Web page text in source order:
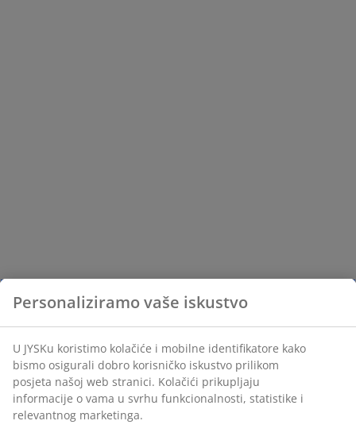
Personaliziramo vaše iskustvo
U JYSKu koristimo kolačiće i mobilne identifikatore kako
bismo osigurali dobro korisničko iskustvo prilikom
posjeta našoj web stranici. Kolačići prikupljaju
informacije o vama u svrhu funkcionalnosti, statistike i
relevantnog marketinga.